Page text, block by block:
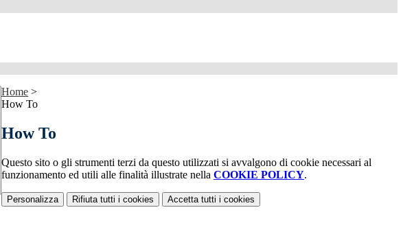
Home >
How To
How To
Questo sito o gli strumenti terzi da questo utilizzati si avvalgono di cookie necessari al
funzionamento ed utili alle finalità illustrate nella COOKIE POLICY.
Personalizza Rifiuta tutti i cookies Accetta tutti i cookies